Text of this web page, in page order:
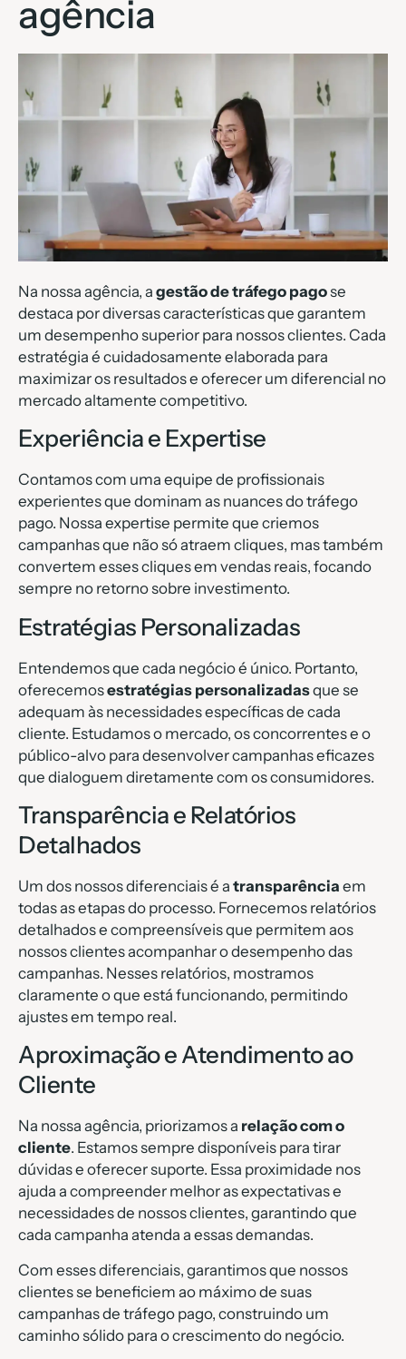
agência
Na nossa agência, a gestão de tráfego pagose
destaca por diversas características que garantem
um desempenho superior para nossos clientes. Cada
estratégia é cuidadosamente elaborada para
maximizar os resultados e oferecer um diferencial no
mercado altamente competitivo.
Experiência e Expertise
Contamos com uma equipe de profissionais
experientes que dominam as nuances do tráfego
pago. Nossa expertise permite que criemos
campanhas que não só atraem cliques, mas também
convertem esses cliques em vendas reais, focando
sempre no retorno sobre investimento.
Estratégias Personalizadas
Entendemos que cada negócio é único. Portanto,
oferecemosestratégias personalizadasque se
adequam às necessidades específicas de cada
cliente. Estudamos o mercado, os concorrentes e o
público-alvo para desenvolver campanhas eficazes
que dialoguem diretamente com os consumidores.
Transparência e Relatórios
Detalhados
Um dos nossos diferenciais é a transparência em
todas as etapas do processo. Fornecemos relatórios
detalhados e compreensíveis que permitem aos
nossos clientes acompanhar o desempenho das
campanhas. Nesses relatórios, mostramos
claramente o que está funcionando, permitindo
ajustes em tempo real.
Aproximação e Atendimento ao
Cliente
Na nossa agência, priorizamos a relação com o
cliente. Estamos sempre disponíveis para tirar
dúvidas e oferecer suporte. Essa proximidade nos
ajuda a compreender melhor as expectativas e
necessidades de nossos clientes, garantindo que
cada campanha atenda a essas demandas.
Com esses diferenciais, garantimos que nossos
clientes se beneficiem ao máximo de suas
campanhas de tráfego pago, construindo um
caminho sólido para o crescimento do negócio.